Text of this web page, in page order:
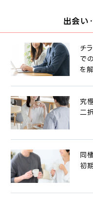
出会い
チ
で
を
究
二
同
初